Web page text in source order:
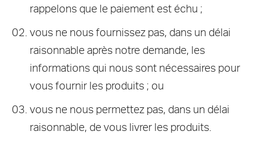
rappelons que le paiement est échu ;
vous ne nous fournissez pas, dans un délai
raisonnable après notre demande, les
informations qui nous sont nécessaires pour
vous fournir les produits ; ou
vous ne nous permettez pas, dans un délai
raisonnable, de vous livrer les produits.